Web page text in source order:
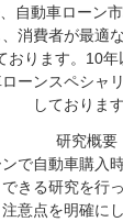
自動車ローン
消費者が最適
おります。10
ーンスペシャ
しております
研究概要
で自動車購入
きる研究を行
意点を明確に